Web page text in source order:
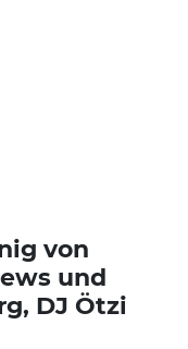
von
und
DJ Ötzi